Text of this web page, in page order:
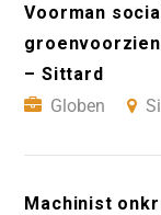
Voorman
– Sittard
Globen
Machinist